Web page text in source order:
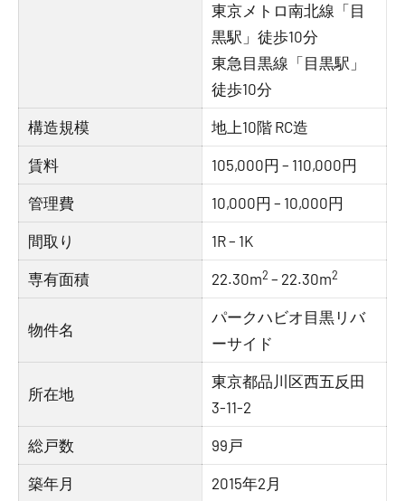
東京メトロ南北線「目
黒駅」徒歩10分
東急目黒線「目黒駅」
徒歩10分
構造規模 地上10階 RC造
賃料 105,000円 – 110,000円
管理費 10,000円 – 10,000円
間取り 1R – 1K
専有面積 22.30m2 – 22.30m2
物件名
パークハビオ目黒リバ
ーサイド
所在地
東京都品川区西五反田
3-11-2
総戸数 99戸
築年月 2015年2月